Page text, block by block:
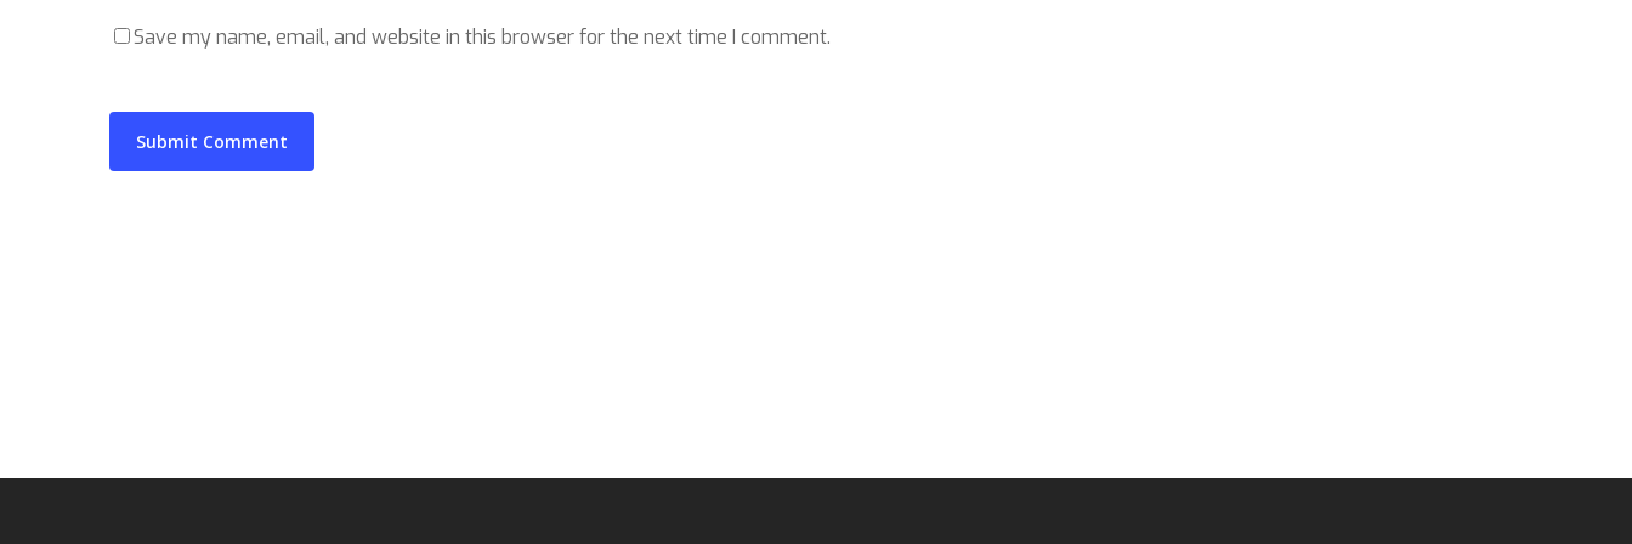
Save my name, email, and website in this browser for the next time I comment.